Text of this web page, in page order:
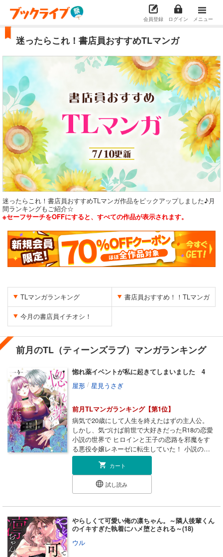
会員登録 ログイン メニュー
迷ったらこれ！書店員おすすめTLマンガ
迷ったらこれ！書店員おすすめTLマンガ作品をピックアップしました♪月
間ランキングもご紹介☆
※セーフサーチをOFFにすると、すべての作品が表示されます。
TLマンガランキング 書店員おすすめ！！TLマンガ
今月の書店員イチオシ！
前月のTL（ティーンズラブ）マンガランキング
惚れ薬イベントが私に起きてしまいました 4
屋形 / 星見うさぎ
前月TLマンガランキング【第1位】
病気で20歳にして人生を終えたはずの主人公。
しかし、気づけば前世で大好きだったR18の恋愛
小説の世界で ヒロインと王子の恋路を邪魔をす
る悪役令嬢レネーゼに転生していた！ 小説の中
で推しキャラだったエルデンはレネーゼの護衛騎
士で ヒロインに惹かれるも、結ばれない当て馬
キャラだった。 転生した人生で、最愛の推しエ
ルデンの当て馬フラグを回避するため ヒロイ
ン・アリアと王子・フランツの「惚れ薬イベン
ト」を防いだ主人公レネーゼ。 それがきっかけ
となり、護衛騎士エルデンは愛するご主人様であ
るレネーゼに迫るようになった。 一方、レネー
ゼは「薬の効果が切れたら、エルデンが自分を嫌
いになるのでは」と不安になり、彼の記憶を消す
カート
試し読み
やらしくて可愛い俺の凛ちゃん。～隣人後輩くん
のイキすぎた執着にハメ堕とされる～(18)
ウル